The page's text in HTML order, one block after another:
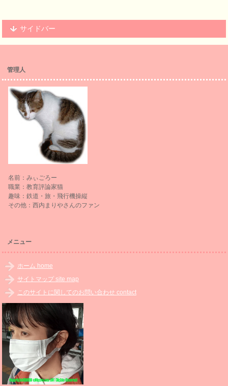
サイドバー
管理人
名前：みぃごろー
職業：教育評論家猫
趣味：鉄道・旅・飛行機操縦
その他：西内まりやさんのファン
メニュー
ホーム home
サイトマップ site map
このサイトに関してのお問い合わせ contact